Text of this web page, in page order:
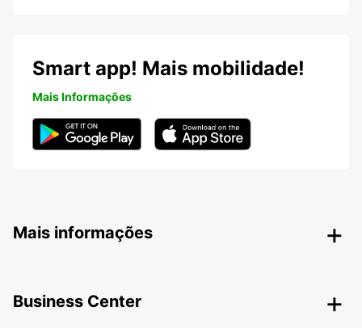
Smart app! Mais mobilidade!
Mais Informações
Mais informações
Business Center